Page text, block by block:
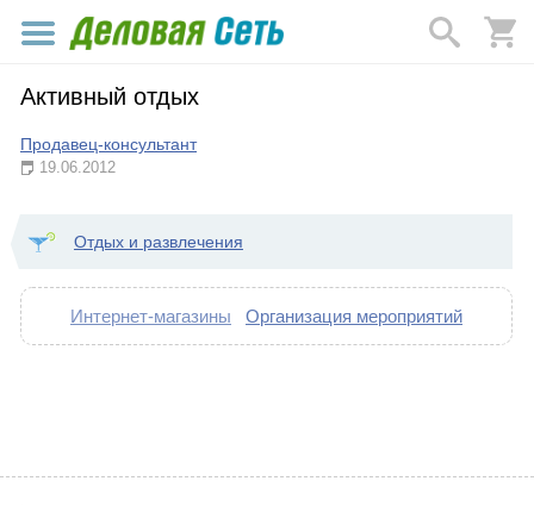
Активный отдых
Продавец-консультант
19.06.2012
Отдых и развлечения
Интернет-магазины Организация мероприятий